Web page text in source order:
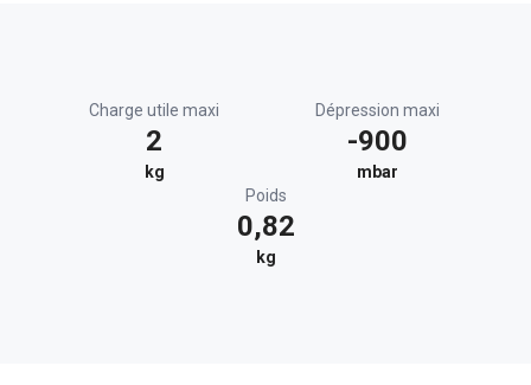
Charge utile maxi
2
kg
Dépression maxi
-900
mbar
Poids
0,82
kg